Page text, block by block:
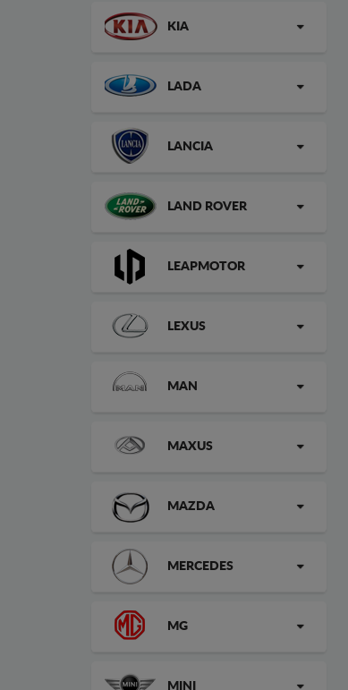
KIA
LADA
LANCIA
LAND ROVER
LEAPMOTOR
LEXUS
MAN
MAXUS
MAZDA
MERCEDES
MG
MINI